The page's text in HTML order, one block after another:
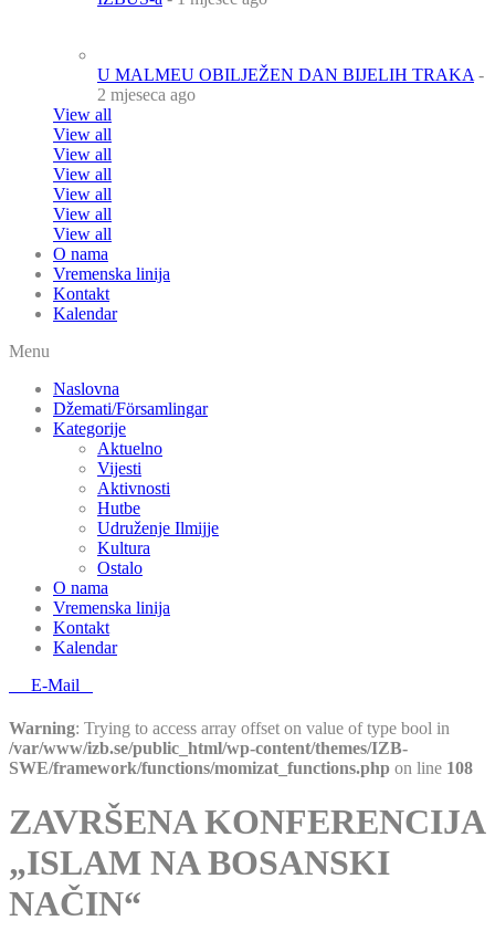
U MALMEU OBILJEŽEN DAN BIJELIH TRAKA -
2 mjeseca ago
View all
View all
View all
View all
View all
View all
View all
O nama
Vremenska linija
Kontakt
Kalendar
Menu
Naslovna
Džemati/Församlingar
Kategorije
Aktuelno
Vijesti
Aktivnosti
Hutbe
Udruženje Ilmijje
Kultura
Ostalo
O nama
Vremenska linija
Kontakt
Kalendar
E-Mail
Warning: Trying to access array offset on value of type bool in
/var/www/izb.se/public_html/wp-content/themes/IZB-
SWE/framework/functions/momizat_functions.php on line 108
ZAVRŠENA KONFERENCIJA
„ISLAM NA BOSANSKI
NAČIN“